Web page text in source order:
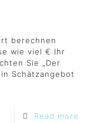
berechnen
wie viel € Ihr
Sie „Der
Schätzangebot
Read more